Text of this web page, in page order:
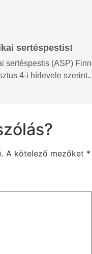
sertéspestis!
sertéspestis (ASP)
4-i hírlevele
A kötelező mezőket *